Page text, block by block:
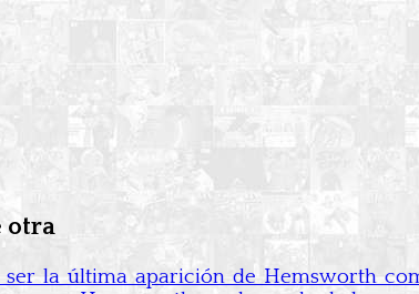
otra
la última aparición de Hemsworth